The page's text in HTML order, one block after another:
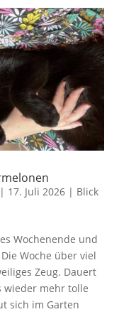
| 17. Juli 2026| Blick
Wochenende und
Woche über viel
Zeug. Dauert
wieder mehr tolle
sich im Garten